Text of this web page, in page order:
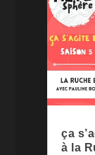
ça
à la